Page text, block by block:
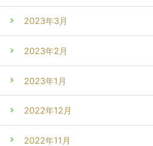
2023年3月
2023年2月
2023年1月
2022年12月
2022年11月